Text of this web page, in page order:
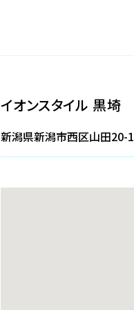
イオンスタイル 黒埼
新潟県新潟市西区山田20-1